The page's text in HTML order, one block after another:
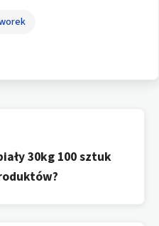
30kg 100 sztuk